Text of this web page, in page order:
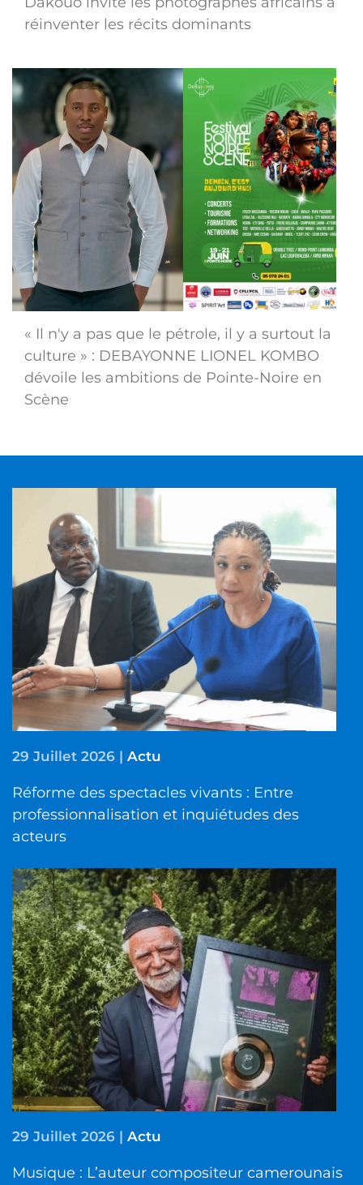
réinventer les récits dominants
« Il n'y a pas que le pétrole, il y a surtout la
culture » : DEBAYONNE LIONEL KOMBO
dévoile les ambitions de Pointe-Noire en
Scène
29 Juillet 2026 | Actu
Réforme des spectacles vivants : Entre
professionnalisation et inquiétudes des
acteurs
29 Juillet 2026 | Actu
Musique : L’auteur compositeur camerounais